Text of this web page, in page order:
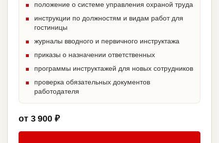
положение о системе управления охраной труда
инструкции по должностям и видам работ для
гостиницы
журналы вводного и первичного инструктажа
приказы о назначении ответственных
программы инструктажей для новых сотрудников
проверка обязательных документов
работодателя
от 3 900 ₽